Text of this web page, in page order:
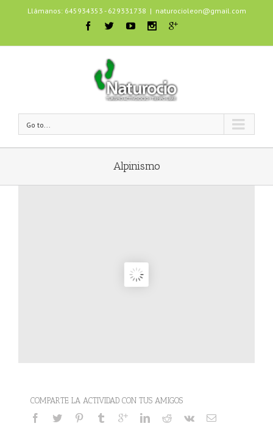
Llámanos: 645934353 - 629331738 | naturocioleon@gmail.com
Go to...
Alpinismo
COMPARTE LA ACTIVIDAD CON TUS AMIGOS